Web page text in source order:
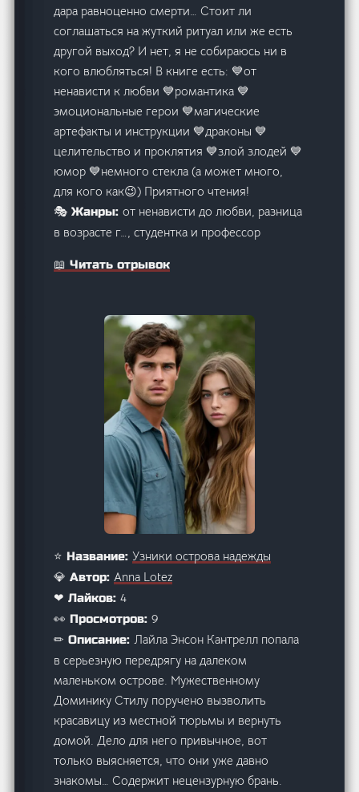
дара равноценно смерти… Стоит ли
соглашаться на жуткий ритуал или же есть
другой выход? И нет, я не собираюсь ни в
кого влюбляться! В книге есть: 💙от
ненависти к любви 💙романтика 💙
эмоциональные герои 💙магические
артефакты и инструкции 💙драконы 💙
целительство и проклятия 💙злой злодей 💙
юмор 💙немного стекла (а может много,
для кого как😉) Приятного чтения!
🎭 Жанры:от ненависти до любви, разница
в возрасте г…, студентка и профессор
📖 Читать отрывок
⭐ Название:Узники острова надежды
💎 Автор:Anna Lotez
❤ Лайков:4
👀 Просмотров:9
✏ Описание:Лайла Энсон Кантрелл попала
в серьезную передрягу на далеком
маленьком острове. Мужественному
Доминику Стилу поручено вызволить
красавицу из местной тюрьмы и вернуть
домой. Дело для него привычное, вот
только выясняется, что они уже давно
знакомы… Содержит нецензурную брань.